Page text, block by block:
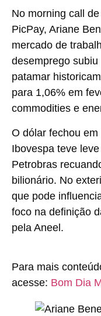
No morning call
PicPay, Ariane
mercado de
desemprego
patamar
para 1,06% em
commodities e
O dólar fechou
Ibovespa teve
Petrobras
bilionário. No
que pode
foco na definição
pela Aneel.
Para mais
acesse: Bom Dia